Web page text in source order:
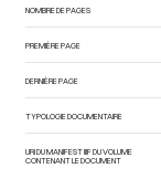
NOMBRE DE PAGES
PREMIÈRE PAGE
DERNIÈRE PAGE
TYPOLOGIE DOCUMENTAIRE
URI DU MANIFEST IIIF DU VOLUME
CONTENANT LE DOCUMENT